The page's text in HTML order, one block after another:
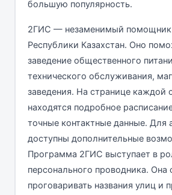
большую популярность.
2ГИС — незаменимый помощник
Республики Казахстан. Оно
заведение общественного
технического обслуживания,
заведения. На странице каждой
находятся подробное
точные контактные данные. Для
доступны дополнительные
Программа 2ГИС выступает в
персонального проводника. Она
проговаривать названия улиц и